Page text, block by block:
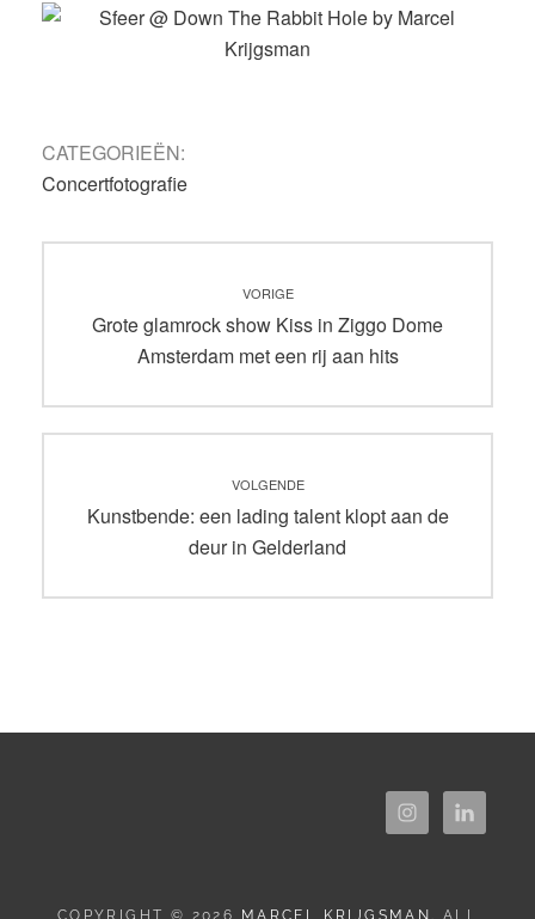
CATEGORIEËN:
Concertfotografie
navigatie
VORIGE
Vorig
bericht:
Grote glamrock show Kiss in Ziggo Dome
Amsterdam met een rij aan hits
VOLGENDE
Volgend
Kunstbende: een lading talent klopt aan de
deur in Gelderland
COPYRIGHT © 2026 MARCEL KRIJGSMAN . ALL